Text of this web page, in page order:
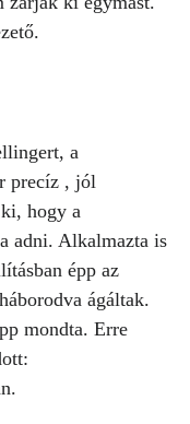
a
precíz , jól
hogy a
adni. Alkalmazta is
épp az
ágáltak.
mondta. Erre